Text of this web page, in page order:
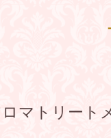
マトリート